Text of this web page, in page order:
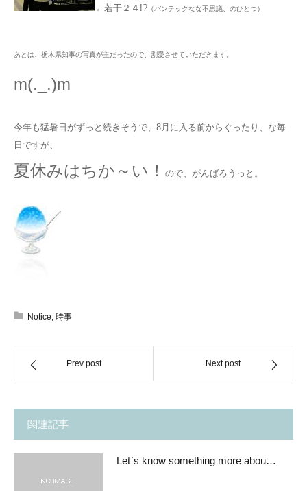
←若干２４!? （バンテックなな不思議、のひとつ）
あとは、栃木県知事の写真が主だったので、割愛させていただきます。
m(._.)m
今年も猛暑日がずっと続きそうで、8月に入る前からぐったり、な毎
日ですが、
夏休みはちか～い！ ので、がんばろうっと。
Notice, 時事
Prev post Next post
関連記事
Let`s know something more abou…